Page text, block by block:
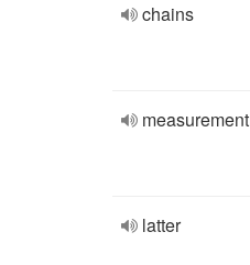
chains
measurement
latter